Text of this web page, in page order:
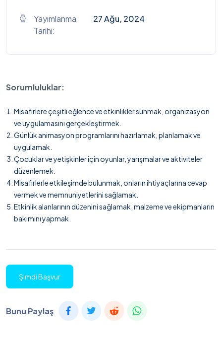
Yayımlanma
Tarihi:
27 Ağu, 2024
Sorumluluklar:
Misafirlere çeşitli eğlence ve etkinlikler sunmak, organizasyon
ve uygulamasını gerçekleştirmek.
Günlük animasyon programlarını hazırlamak, planlamak ve
uygulamak.
Çocuklar ve yetişkinler için oyunlar, yarışmalar ve aktiviteler
düzenlemek.
Misafirlerle etkileşimde bulunmak, onların ihtiyaçlarına cevap
vermek ve memnuniyetlerini sağlamak.
Etkinlik alanlarının düzenini sağlamak, malzeme ve ekipmanların
bakımını yapmak.
Şimdi Başvur
Bunu Paylaş